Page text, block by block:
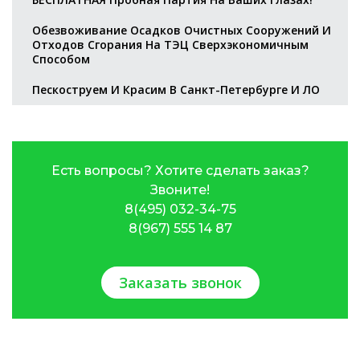
Обезвоживание Осадков Очистных Сооружений И
Отходов Сгорания На ТЭЦ Сверхэкономичным
Способом
Пескоструем И Красим В Санкт-Петербурге И ЛО
Есть вопросы? Хотите сделать заказ?
Звоните!
8(495) 032-34-75
8(967) 555 14 87
Заказать звонок